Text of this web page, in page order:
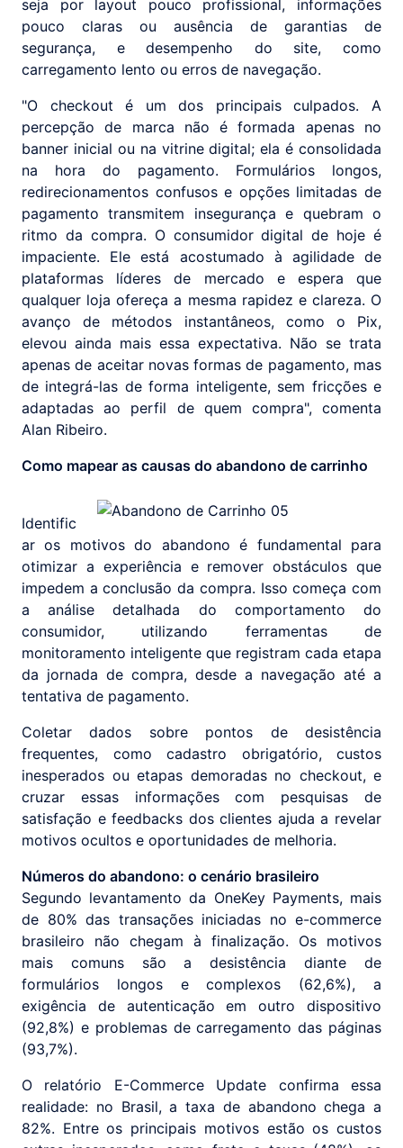
seja por layout pouco profissional, informações
pouco claras ou ausência de garantias de
segurança, e desempenho do site, como
carregamento lento ou erros de navegação.
"O checkout é um dos principais culpados. A
percepção de marca não é formada apenas no
banner inicial ou na vitrine digital; ela é consolidada
na hora do pagamento. Formulários longos,
redirecionamentos confusos e opções limitadas de
pagamento transmitem insegurança e quebram o
ritmo da compra. O consumidor digital de hoje é
impaciente. Ele está acostumado à agilidade de
plataformas líderes de mercado e espera que
qualquer loja ofereça a mesma rapidez e clareza. O
avanço de métodos instantâneos, como o Pix,
elevou ainda mais essa expectativa. Não se trata
apenas de aceitar novas formas de pagamento, mas
de integrá-las de forma inteligente, sem fricções e
adaptadas ao perfil de quem compra", comenta
Alan Ribeiro.
Como mapear as causas do abandono de carrinho
Identific
ar os motivos do abandono é fundamental para
otimizar a experiência e remover obstáculos que
impedem a conclusão da compra. Isso começa com
a análise detalhada do comportamento do
consumidor, utilizando ferramentas de
monitoramento inteligente que registram cada etapa
da jornada de compra, desde a navegação até a
tentativa de pagamento.
Coletar dados sobre pontos de desistência
frequentes, como cadastro obrigatório, custos
inesperados ou etapas demoradas no checkout, e
cruzar essas informações com pesquisas de
satisfação e feedbacks dos clientes ajuda a revelar
motivos ocultos e oportunidades de melhoria.
Números do abandono: o cenário brasileiro
Segundo levantamento da OneKey Payments, mais
de 80% das transações iniciadas no e-commerce
brasileiro não chegam à finalização. Os motivos
mais comuns são a desistência diante de
formulários longos e complexos (62,6%), a
exigência de autenticação em outro dispositivo
(92,8%) e problemas de carregamento das páginas
(93,7%).
O relatório E-Commerce Update confirma essa
realidade: no Brasil, a taxa de abandono chega a
82%. Entre os principais motivos estão os custos